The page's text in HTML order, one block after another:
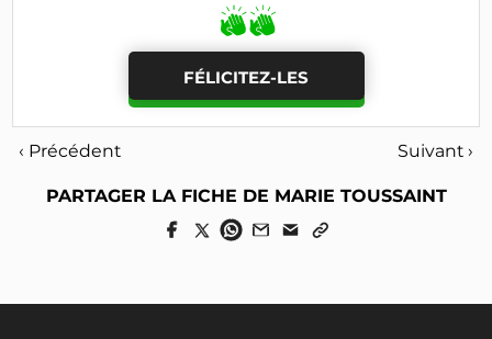
FÉLICITEZ-LES
‹ Précédent Suivant ›
PARTAGER LA FICHE DE MARIE TOUSSAINT